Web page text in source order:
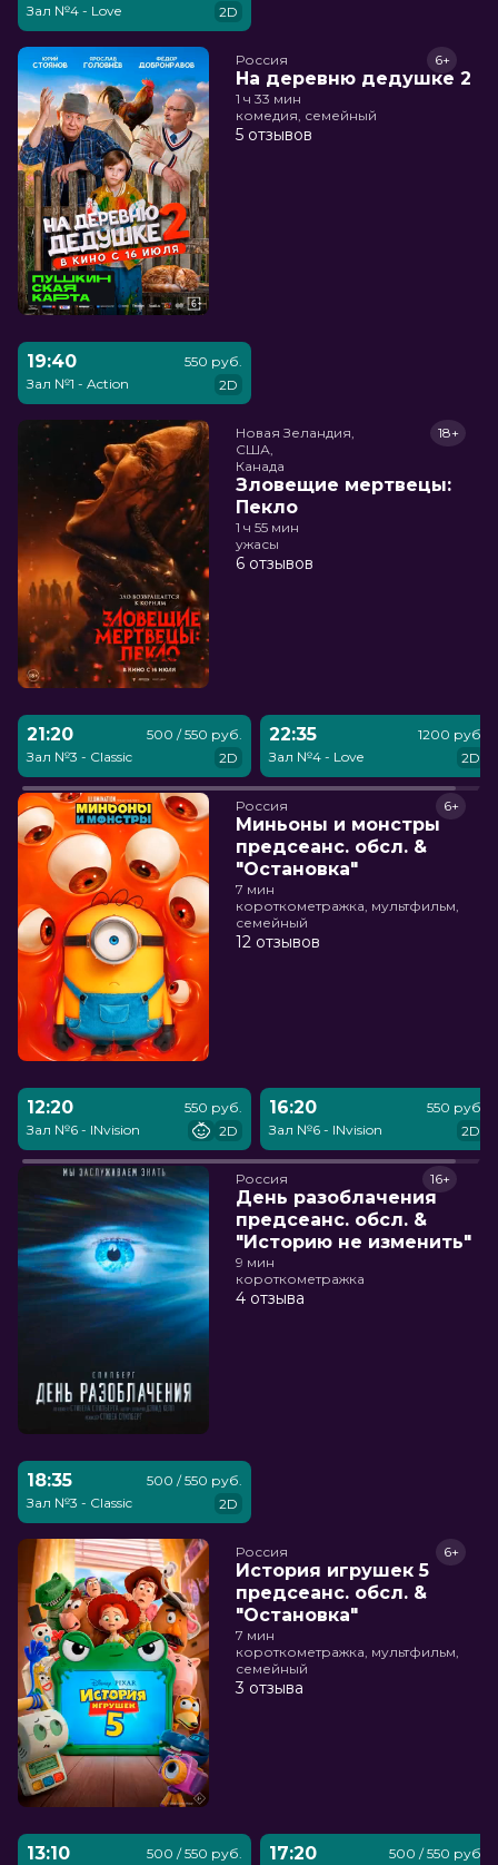
Зал №4 - Love
2D
Россия
На деревню дедушке 2
6+
1 ч 33 мин
комедия, семейный
5 отзывов
19:40
Зал №1 - Action
550 руб.
2D
Новая Зеландия,
США,
Канада
Зловещие мертвецы:
Пекло
18+
1 ч 55 мин
ужасы
6 отзывов
21:20
Зал №3 - Classic
500 / 550 руб.
2D
22:35
Зал №4 - Love
1200 руб.
2D
Россия
Миньоны и монстры
предсеанс. обсл. &
"Остановка"
6+
7 мин
короткометражка, мультфильм,
семейный
12 отзывов
12:20
Зал №6 - INvision
550 руб.
2D
16:20
Зал №6 - INvision
550 руб.
2D
Россия
День разоблачения
предсеанс. обсл. &
"Историю не изменить"
16+
9 мин
короткометражка
4 отзыва
18:35
Зал №3 - Classic
500 / 550 руб.
2D
Россия
История игрушек 5
предсеанс. обсл. &
"Остановка"
6+
7 мин
короткометражка, мультфильм,
семейный
3 отзыва
13:10 500 / 550 руб. 17:20 500 / 550 руб.